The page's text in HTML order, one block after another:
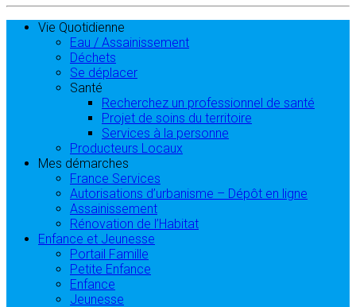
Vie Quotidienne
Eau / Assainissement
Déchets
Se déplacer
Santé
Recherchez un professionnel de santé
Projet de soins du territoire
Services à la personne
Producteurs Locaux
Mes démarches
France Services
Autorisations d’urbanisme – Dépôt en ligne
Assainissement
Rénovation de l’Habitat
Enfance et Jeunesse
Portail Famille
Petite Enfance
Enfance
Jeunesse